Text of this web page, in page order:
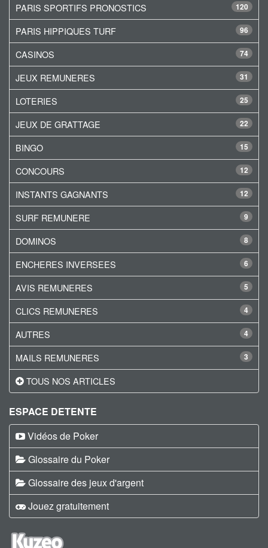
120
PARIS SPORTIFS PRONOSTICS
96
PARIS HIPPIQUES TURF
74
CASINOS
31
JEUX REMUNERES
25
LOTERIES
22
JEUX DE GRATTAGE
15
BINGO
12
CONCOURS
12
INSTANTS GAGNANTS
9
SURF REMUNERE
8
DOMINOS
6
ENCHERES INVERSEES
5
AVIS REMUNERES
4
CLICS REMUNERES
4
AUTRES
3
MAILS REMUNERES
TOUS NOS ARTICLES
ESPACE DETENTE
Vidéos de Poker
Glossaire du Poker
Glossaire des jeux d'argent
Jouez gratuitement